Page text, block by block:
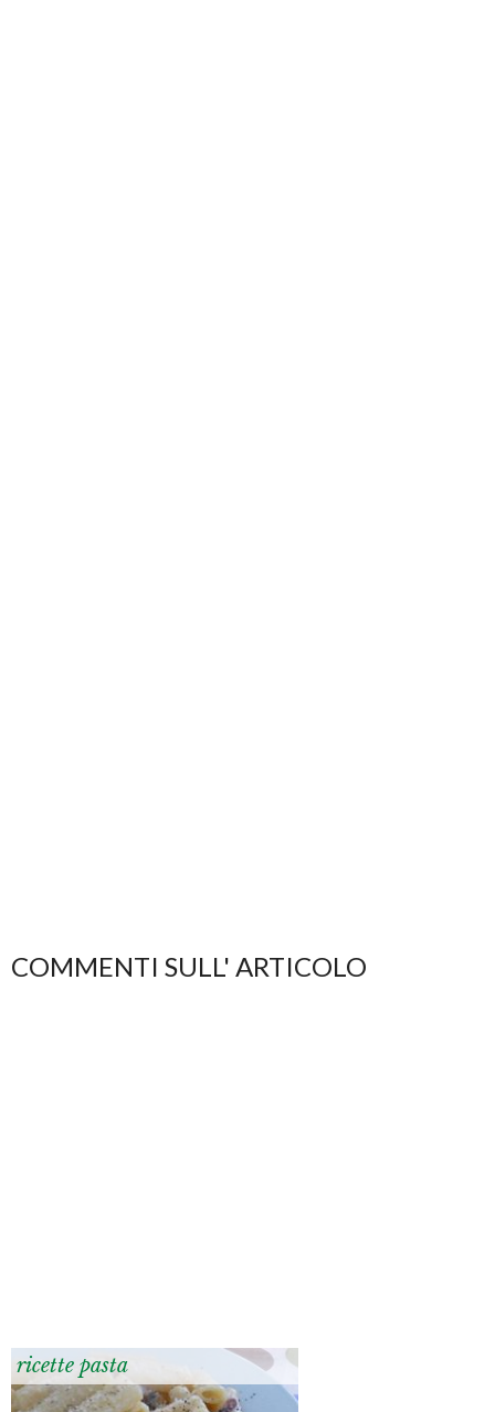
COMMENTI SULL' ARTICOLO
ricette pasta